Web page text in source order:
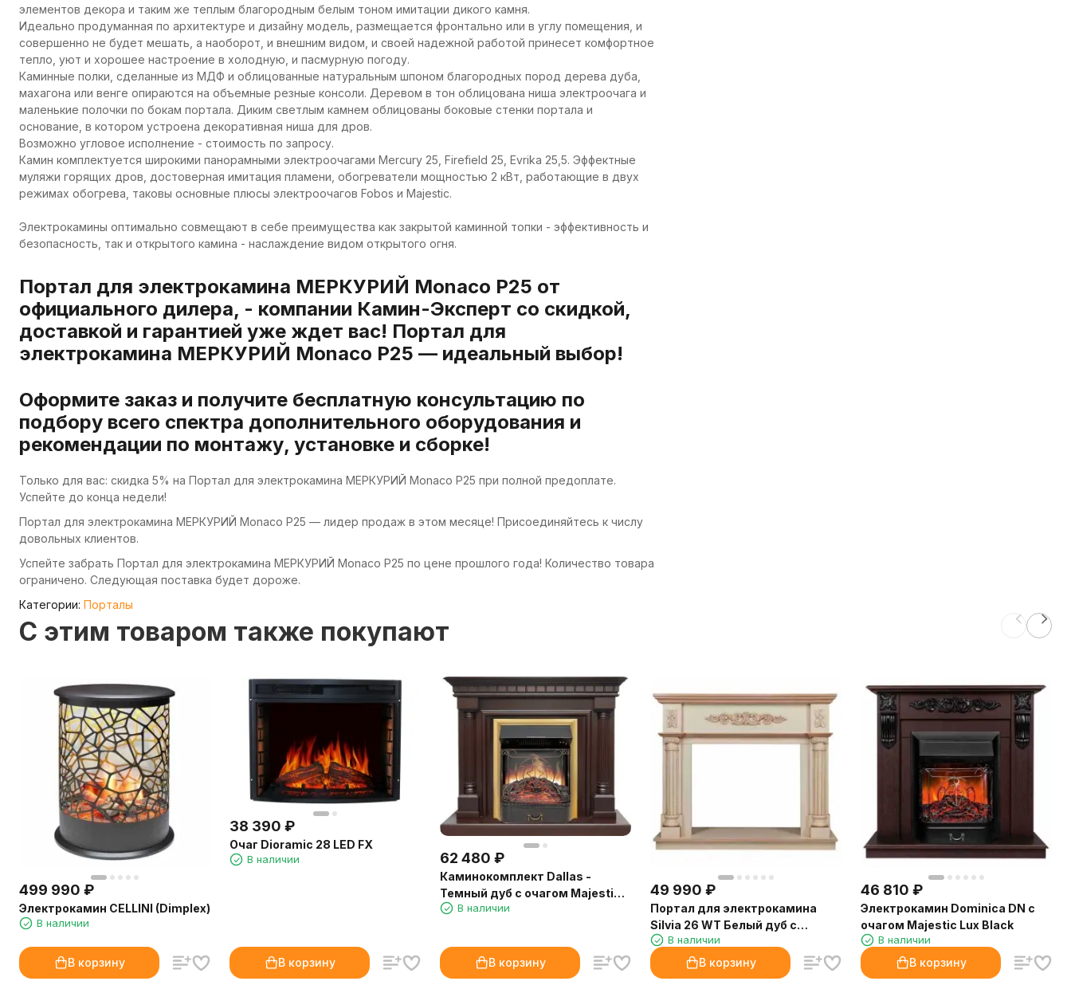
элементов декора и таким же теплым благородным белым тоном имитации дикого камня.
Идеально продуманная по архитектуре и дизайну модель, размещается фронтально или в углу помещения, и
совершенно не будет мешать, а наоборот, и внешним видом, и своей надежной работой принесет комфортное
тепло, уют и хорошее настроение в холодную, и пасмурную погоду.
Каминные полки, сделанные из МДФ и облицованные натуральным шпоном благородных пород дерева дуба,
махагона или венге опираются на объемные резные консоли. Деревом в тон облицована ниша электроочага и
маленькие полочки по бокам портала. Диким светлым камнем облицованы боковые стенки портала и
основание, в котором устроена декоративная ниша для дров.
Возможно угловое исполнение - стоимость по запросу.
Камин комплектуется широкими панорамными электроочагами Mercury 25, Firefield 25, Evrika 25,5. Эффектные
муляжи горящих дров, достоверная имитация пламени, обогреватели мощностью 2 кВт, работающие в двух
режимах обогрева, таковы основные плюсы электроочагов Fobos и Majestic.
Электрокамины оптимально совмещают в себе преимущества как закрытой каминной топки - эффективность и
безопасность, так и открытого камина - наслаждение видом открытого огня.
Портал для электрокамина МЕРКУРИЙ Monaco P25 от
официального дилера, - компании Камин-Эксперт со скидкой,
доставкой и гарантией уже ждет вас! Портал для
электрокамина МЕРКУРИЙ Monaco P25 — идеальный выбор!
Оформите заказ и получите бесплатную консультацию по
подбору всего спектра дополнительного оборудования и
рекомендации по монтажу, установке и сборке!
Только для вас: скидка 5% на Портал для электрокамина МЕРКУРИЙ Monaco P25 при полной предоплате.
Успейте до конца недели!
Портал для электрокамина МЕРКУРИЙ Monaco P25 — лидер продаж в этом месяце! Присоединяйтесь к числу
довольных клиентов.
Успейте забрать Портал для электрокамина МЕРКУРИЙ Monaco P25 по цене прошлого года! Количество товара
ограничено. Следующая поставка будет дороже.
Категории: Порталы
C этим товаром также покупают
499 990 ₽
Электрокамин CELLINI (Dimplex)
В наличии
В корзину
38 390 ₽
Очаг Dioramic 28 LED FX
В наличии
В корзину
62 480 ₽
Каминокомплект Dallas -
Темный дуб с очагом Majestic
FX Brass
В наличии
В корзину
49 990 ₽
Портал для электрокамина
Silvia 26 WT Белый дуб с
бежевой патиной
В наличии
В корзину
46 810 ₽
Электрокамин Dominica DN с
очагом Majestic Lux Black
В наличии
В корзину